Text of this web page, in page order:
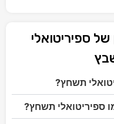
ספיריטואלי
תשחץ?
ספיריטואלי תשחץ?